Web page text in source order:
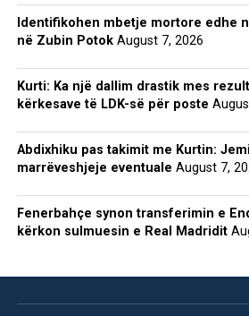
Identifikohen mbetje mortore edhe
në Zubin Potok August 7, 2026
Kurti: Ka një dallim drastik mes
kërkesave të LDK-së për poste
Abdixhiku pas takimit me Kurtin:
marrëveshjeje eventuale August 7,
Fenerbahçe synon transferimin e
kërkon sulmuesin e Real Madridit